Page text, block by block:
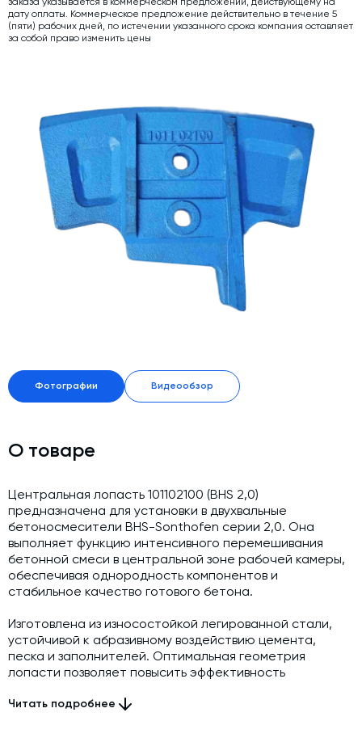
Затворы для силосов и дозаторов
Промышленные фильтры и комплектующие
Пневмооборудование
Телескопические загрузчики
Датчики
Промышленные вибраторы
Рециклинг
Дробильно-сортировочный комплекс
Околопрессовочное оборудование
Зимний комплект. Изготовление и монтаж
Доставка, шеф-монтаж и пуско-наладка и обучение
Автоматизированные системы управления (АСУ ТП) любой
сложности
Подбор и поставка комплектующих под любой завод
Экспертиза промышленной безопасности
Технический аудит бетонных заводов и производств
Проектирование технологических линий,промышленных
зданий и сооружений
Фотографии Видеообзор
О товаре
Центральная лопасть 101102100 (BHS 2,0)
предназначена для установки в двухвальные
бетоносмесители BHS-Sonthofen серии 2,0. Она
выполняет функцию интенсивного перемешивания
бетонной смеси в центральной зоне рабочей камеры,
обеспечивая однородность компонентов и
стабильное качество готового бетона.
Изготовлена из износостойкой легированной стали,
устойчивой к абразивному воздействию цемента,
песка и заполнителей. Оптимальная геометрия
лопасти позволяет повысить эффективность
Читать подробнее
дату оплаты. Коммерческое предложение действительно в течение 5
(пяти) рабочих дней, по истечении указанного срока компания оставляет
за собой право изменить цены